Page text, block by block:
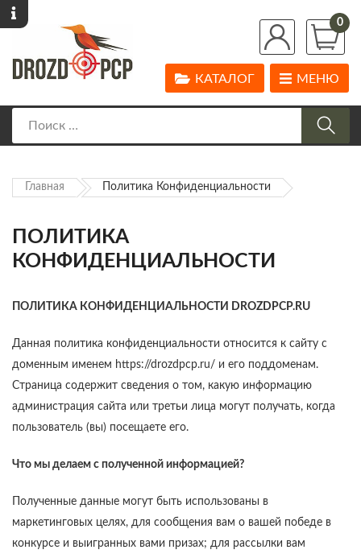
0
МЕНЮ
КАТАЛОГ
Главная Политика Конфиденциальности
ПОЛИТИКА
КОНФИДЕНЦИАЛЬНОСТИ
ПОЛИТИКА КОНФИДЕНЦИАЛЬНОСТИ DROZDPCP. RU
Данная политика конфиденциальности относится к сайту с
доменным именем https://drozdpcp.ru/ и его поддоменам.
Страница содержит сведения о том, какую информацию
администрация сайта или третьи лица могут получать, когда
пользователь (вы) посещаете его.
Что мы делаем с полученной информацией?
Полученные данные могут быть использованы в
маркетинговых целях, для сообщения вам о вашей победе в
конкурсе и выигранных вами призах; для рассылки вам